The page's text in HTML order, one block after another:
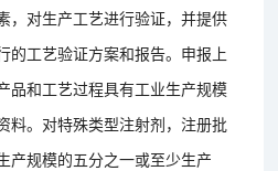
，对生产工艺进行验证，并提供
的工艺验证方案和报告。申报上
品和工艺过程具有工业生产规模
料。对特殊类型注射剂，注册批
产规模的五分之一或至少生产